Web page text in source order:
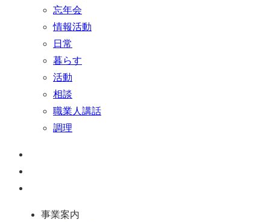
忘年会
情報活動
日常
暮らす
活動
相談
職業人講話
調理
事業案内